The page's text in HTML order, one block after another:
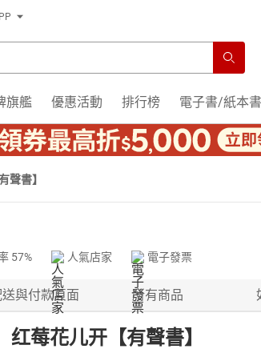
旗艦 優惠活動 排行榜 電子書/紙本書
聲書】
57% 人氣店家 電子發票
與付款頁面 所有商品
红莓花儿开【有聲書】